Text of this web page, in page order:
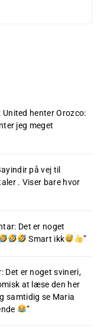
United henter Orozco:
jeg meget
på vej til
. Viser bare hvor
Det er noget
Smart ikk ”
Det er noget svineri,
at læse den her
samtidig se Maria
”